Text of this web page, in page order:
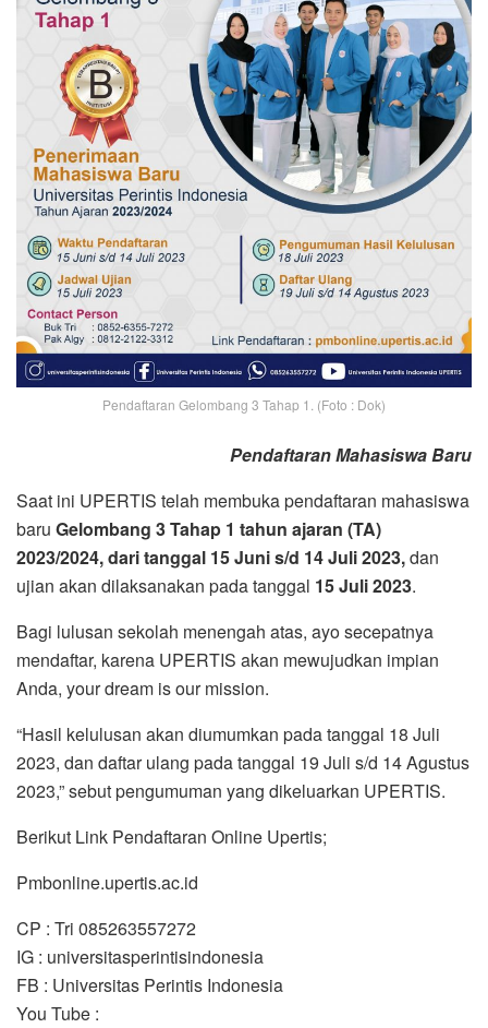
Pendaftaran Gelombang 3 Tahap 1. (Foto : Dok)
Pendaftaran Mahasiswa Baru
Saat ini UPERTIS telah membuka pendaftaran mahasiswa
baru Gelombang 3 Tahap 1 tahun ajaran (TA)
2023/2024, dari tanggal 15 Juni s/d 14 Juli 2023,dan
ujian akan dilaksanakan pada tanggal 15 Juli 2023.
Bagi lulusan sekolah menengah atas, ayo secepatnya
mendaftar, karena UPERTIS akan mewujudkan impian
Anda, your dream is our mission.
“Hasil kelulusan akan diumumkan pada tanggal 18 Juli
2023, dan daftar ulang pada tanggal 19 Juli s/d 14 Agustus
2023,” sebut pengumuman yang dikeluarkan UPERTIS.
Berikut Link Pendaftaran Online Upertis;
Pmbonline.upertis.ac.id
CP : Tri 085263557272
IG : universitasperintisindonesia
FB : Universitas Perintis Indonesia
You Tube :